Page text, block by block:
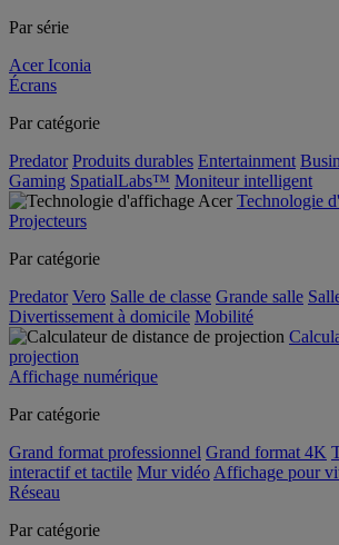
Par série
Acer Iconia
Écrans
Par catégorie
Predator Produits durables Entertainment
Gaming SpatialLabs™ Moniteur intelligent
Technologie
Projecteurs
Par catégorie
Predator Vero Salle de classe Grande salle
Divertissement à domicile Mobilité
projection
Affichage numérique
Par catégorie
Grand format professionnel Grand format 4K
interactif et tactile Mur vidéo Affichage pour
Réseau
Par catégorie